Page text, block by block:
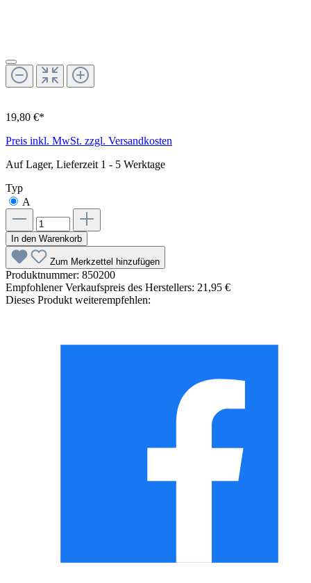
19,80 €*
Preis inkl. MwSt. zzgl. Versandkosten
Auf Lager, Lieferzeit 1 - 5 Werktage
Typ
A
In den Warenkorb
Zum Merkzettel hinzufügen
Produktnummer: 850200
Empfohlener Verkaufspreis des Herstellers: 21,95 €
Dieses Produkt weiterempfehlen: